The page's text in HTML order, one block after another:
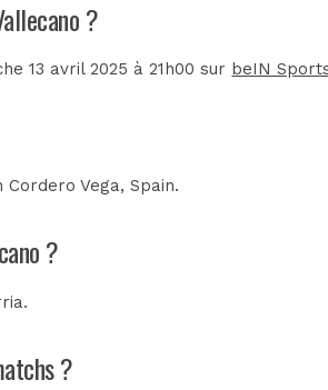
?
13 avril 2025 à 21h00 sur beIN
Cordero Vega, Spain.
?
.
?